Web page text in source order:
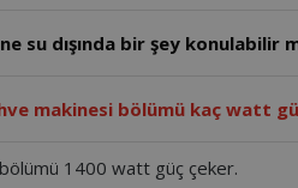
su dışında bir şey konulabilir
makinesi bölümü kaç watt
1400 watt güç çeker.